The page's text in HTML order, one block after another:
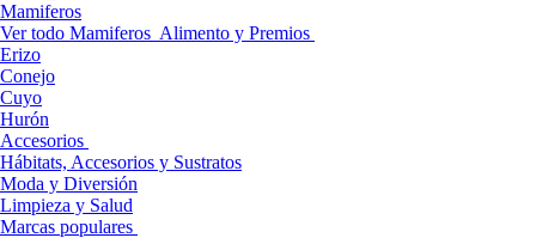
Mamiferos
Ver todo Mamiferos Alimento y Premios
Erizo
Conejo
Cuyo
Hurón
Accesorios
Hábitats, Accesorios y Sustratos
Moda y Diversión
Limpieza y Salud
Marcas populares